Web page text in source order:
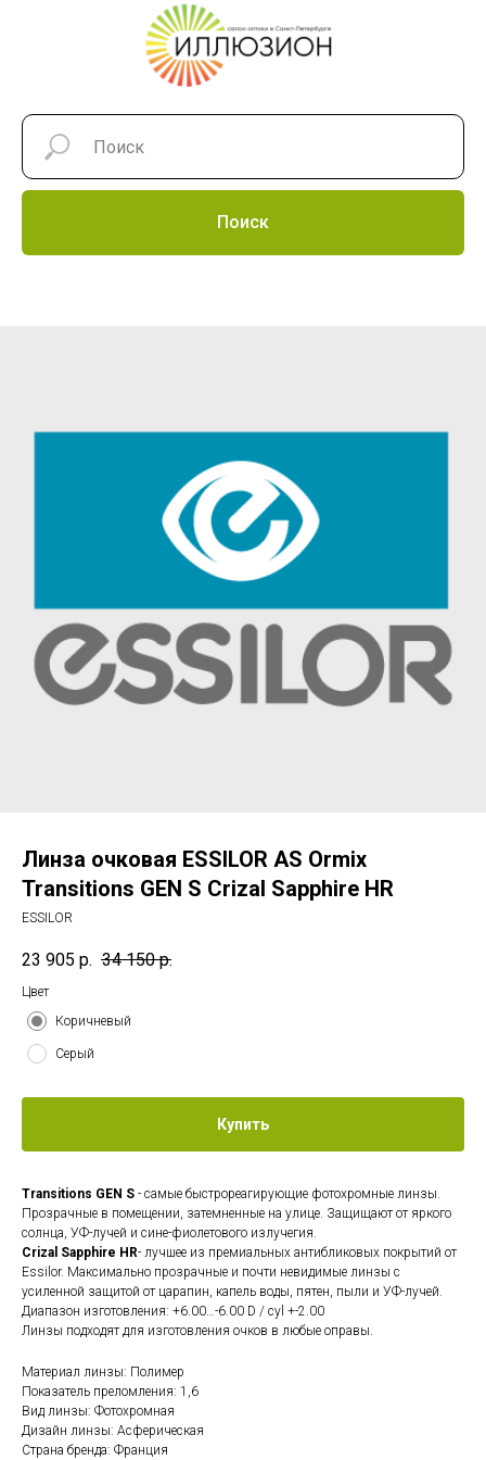
Поиск
Линза очковая ESSILOR AS Ormix
Transitions GEN S Crizal Sapphire HR
ESSILOR
23 905 р. 34 150 р.
Цвет
Коричневый
Серый
Купить
Transitions GEN S - самые быстрореагирующие фотохромные линзы.
Прозрачные в помещении, затемненные на улице. Защищают от яркого
солнца, УФ-лучей и сине-фиолетового излучегия.
Crizal Sapphire HR- лучшее из премиальных антибликовых покрытий от
Essilor. Максимально прозрачные и почти невидимые линзы с
усиленной защитой от царапин, капель воды, пятен, пыли и УФ-лучей.
Диапазон изготовления: +6.00…-6.00 D / cyl +-2.00
Линзы подходят для изготовления очков в любые оправы.
Материал линзы: Полимер
Показатель преломления: 1,6
Вид линзы: Фотохромная
Дизайн линзы: Асферическая
Страна бренда: Франция